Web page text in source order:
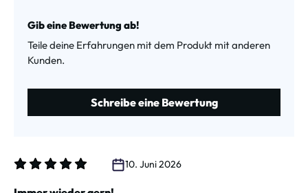
Gib eine Bewertung ab!
Teile deine Erfahrungen mit dem Produkt mit anderen
Kunden.
Schreibe eine Bewertung
10. Juni 2026